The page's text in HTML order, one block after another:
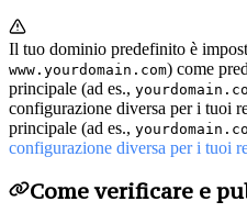
Il tuo dominio predefinito è
www.yourdomain.com) come
principale (ad es.,
configurazione diversa per i tuoi
principale (ad es.,
configurazione diversa per i tuoi
Come verificare e